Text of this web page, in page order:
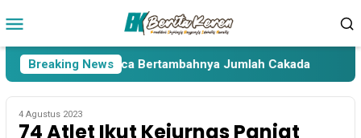
ke
Mobile
Breaking News
Lima Paslon Pasca Bertambahnya Jumlah Cakada
4 Agustus 2023
74 Atlet Ikut Kejurnas Panjat